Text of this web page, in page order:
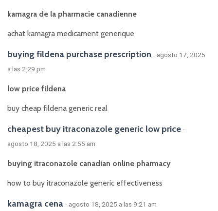
kamagra de la pharmacie canadienne
achat kamagra medicament generique
buying fildena purchase prescription · agosto 17, 2025
a las 2:29 pm
low price fildena
buy cheap fildena generic real
cheapest buy itraconazole generic low price ·
agosto 18, 2025 a las 2:55 am
buying itraconazole canadian online pharmacy
how to buy itraconazole generic effectiveness
kamagra cena · agosto 18, 2025 a las 9:21 am